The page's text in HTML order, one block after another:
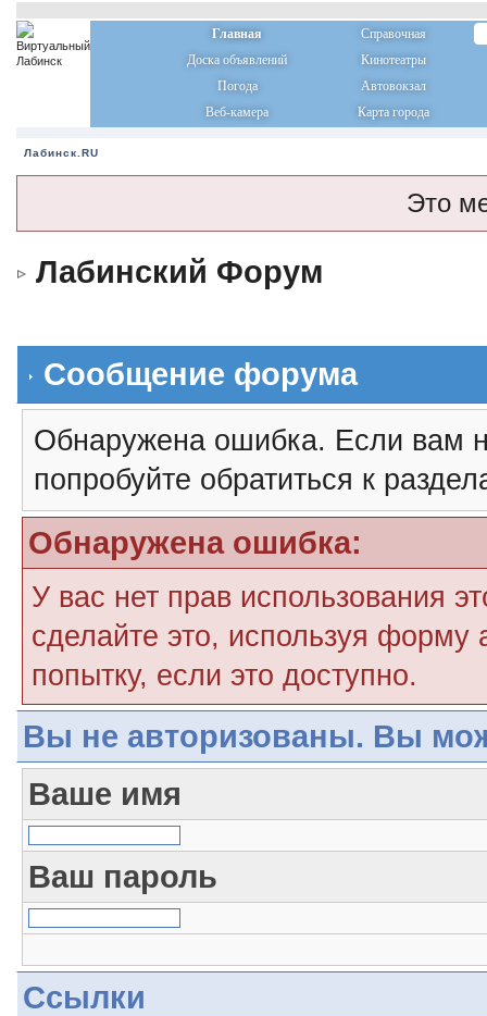
Главная
Справочная
Доска объявлений
Кинотеатры
Погода
Автовокзал
Веб-камера
Карта города
Лабинск.RU
Это
Лабинский Форум
Сообщение форума
Обнаружена ошибка. Если вам
попробуйте обратиться к
Обнаружена ошибка:
У вас нет прав использования
сделайте это, используя форму
попытку, если это доступно.
Вы не авторизованы. Вы
Ваше имя
Ваш пароль
Ссылки